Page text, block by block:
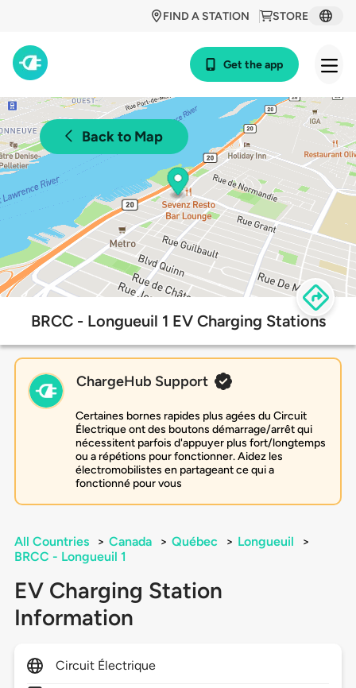
STORE
FIND A STATION
Get the app
Back to Map
BRCC - Longueuil 1 EV Charging Stations
ChargeHub Support
Certaines bornes rapides plus agées du Circuit
Électrique ont des boutons démarrage/arrêt qui
nécessitent parfois d'appuyer plus fort/longtemps
ou a répétions pour fonctionner. Aidez les
électromobilistes en partageant ce qui a
fonctionné pour vous
All Countries > Canada > Québec > Longueuil
>
BRCC - Longueuil 1
EV Charging Station
Information
Circuit Électrique